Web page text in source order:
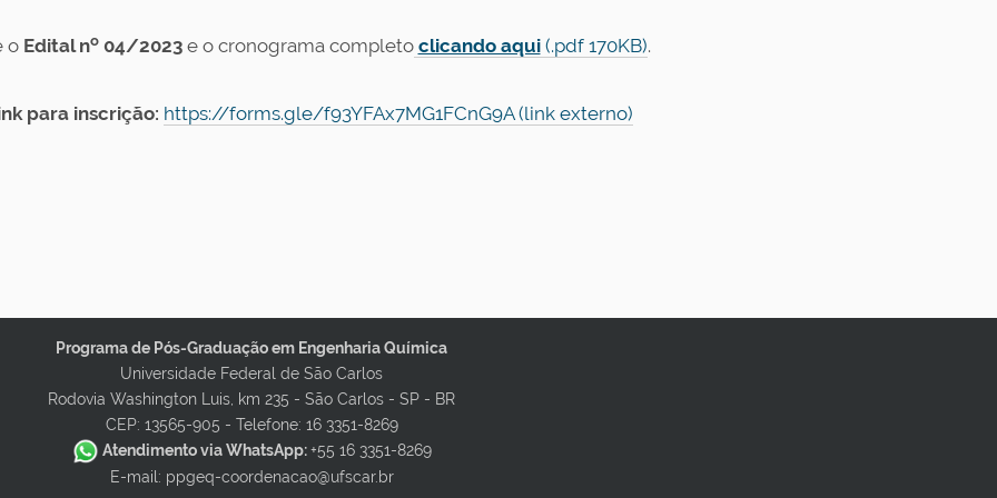
o Edital no04/2023 e o cronograma completo clicando aqui(.pdf 170KB).
para inscrição: https://forms.gle/f93YFAx7MG1FCnG9A (link externo)
Programa de Pós-Graduação em Engenharia Química
Universidade Federal de São Carlos
Rodovia Washington Luis, km 235 - São Carlos - SP - BR
CEP: 13565-905 - Telefone: 16 3351-8269
Atendimento via WhatsApp:+55 16 3351-8269
E-mail: ppgeq-coordenacao@ufscar.br